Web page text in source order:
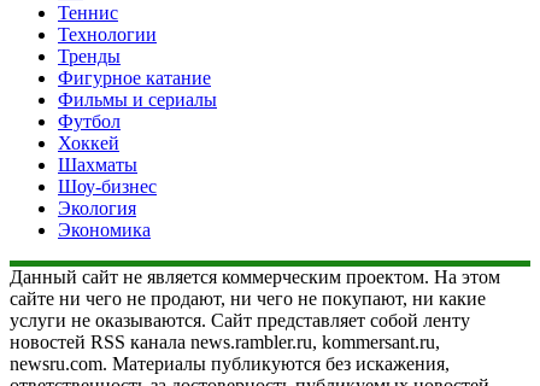
Теннис
Технологии
Тренды
Фигурное катание
Фильмы и сериалы
Футбол
Хоккей
Шахматы
Шоу-бизнес
Экология
Экономика
Данный сайт не является коммерческим проектом. На этом
сайте ни чего не продают, ни чего не покупают, ни какие
услуги не оказываются. Сайт представляет собой ленту
новостей RSS канала news.rambler.ru, kommersant.ru,
newsru.com. Материалы публикуются без искажения,